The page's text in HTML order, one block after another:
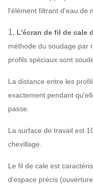
l'élément filtrant d'eau de
1. L'écran de fil de cale
méthode du soudage par
profils spéciaux sont
La distance entre les
exactement pendant
passe.
La surface de travail est
chevillage.
Le fil de cale est
d'espace précis